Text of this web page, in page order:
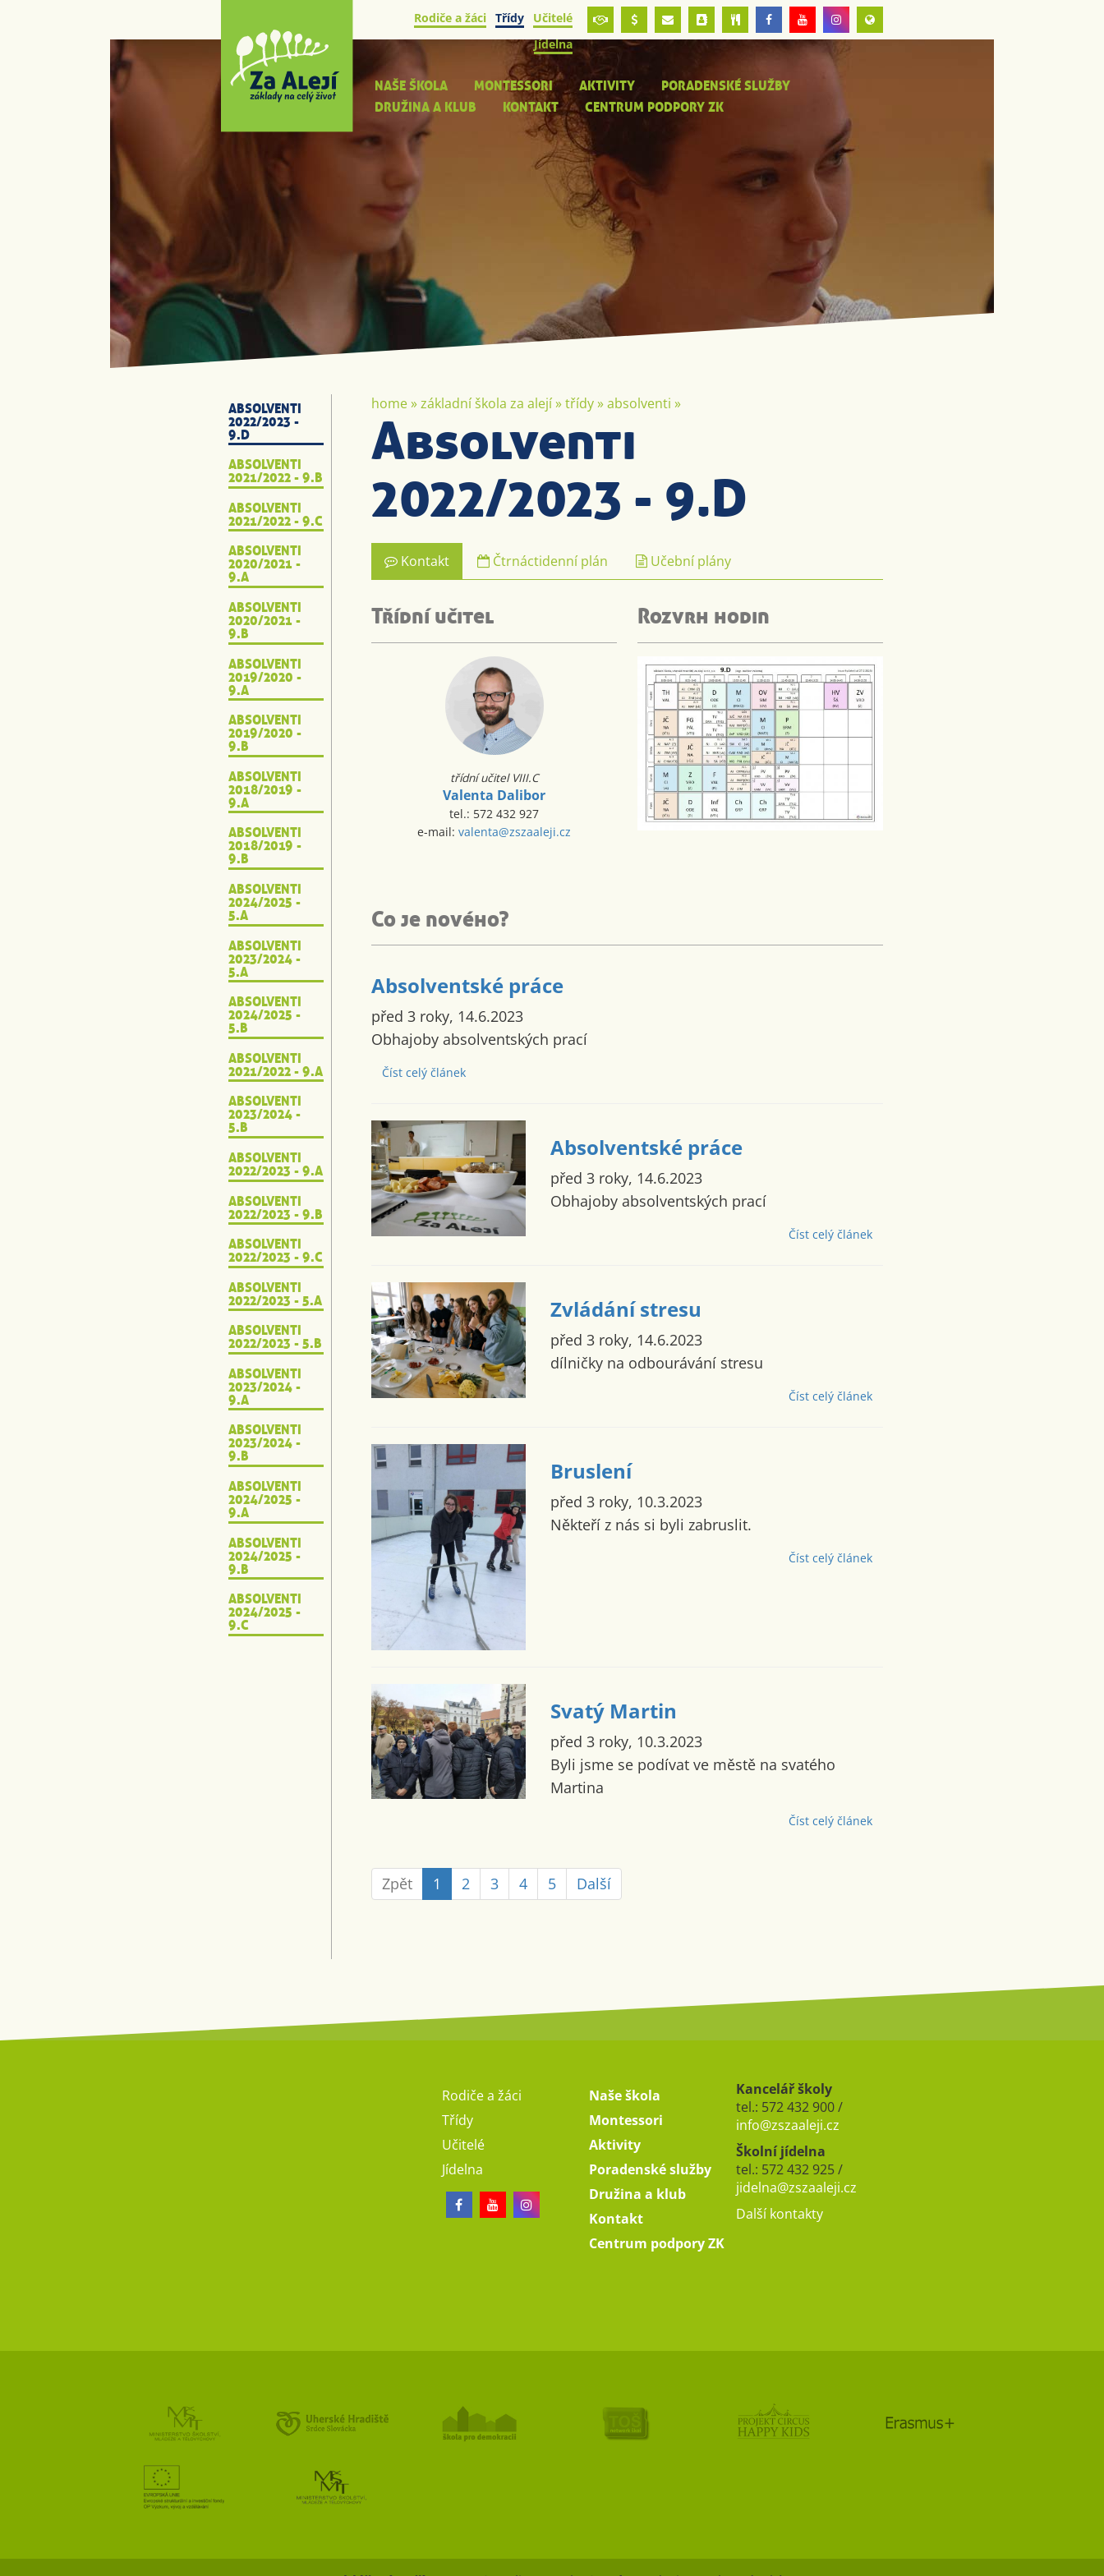
Rodiče a žáci Třídy
Učitelé
Jídelna
NAŠE ŠKOLA MONTESSORI AKTIVITY
PORADENSKÉ SLUŽBY
DRUŽINA A KLUB
KONTAKT CENTRUM PODPORY ZK
home»základní škola za alejí»třídy»absolventi »
Absolventi
2022/2023 - 9.D
Kontakt Čtrnáctidenní plán Učební plány
Třídní učitel
třídní učitel VIII.C
Valenta Dalibor
tel.: 572 432 927
e-mail:valenta@zszaaleji.cz
Rozvrh hodin
Co je nového?
Absolventské práce
před 3 roky, 14.6.2023
Obhajoby absolventských prací
Číst celý článek
Absolventské práce
před 3 roky, 14.6.2023
Obhajoby absolventských prací
Číst celý článek
Zvládání stresu
před 3 roky, 14.6.2023
dílničky na odbourávání stresu
Číst celý článek
Bruslení
před 3 roky, 10.3.2023
Někteří z nás si byli zabruslit.
Číst celý článek
Svatý Martin
před 3 roky, 10.3.2023
Byli jsme se podívat ve městě na svatého
Martina
Číst celý článek
Zpět 1 2 3 4 5 Další
ABSOLVENTI
2022/2023 -
9.D
ABSOLVENTI
2021/2022 - 9.B
ABSOLVENTI
2021/2022 - 9.C
ABSOLVENTI
2020/2021 -
9.A
ABSOLVENTI
2020/2021 -
9.B
ABSOLVENTI
2019/2020 -
9.A
ABSOLVENTI
2019/2020 -
9.B
ABSOLVENTI
2018/2019 -
9.A
ABSOLVENTI
2018/2019 -
9.B
ABSOLVENTI
2024/2025 -
5.A
ABSOLVENTI
2023/2024 -
5.A
ABSOLVENTI
2024/2025 -
5.B
ABSOLVENTI
2021/2022 - 9.A
ABSOLVENTI
2023/2024 -
5.B
ABSOLVENTI
2022/2023 - 9.A
ABSOLVENTI
2022/2023 - 9.B
ABSOLVENTI
2022/2023 - 9.C
ABSOLVENTI
2022/2023 - 5.A
ABSOLVENTI
2022/2023 - 5.B
ABSOLVENTI
2023/2024 -
9.A
ABSOLVENTI
2023/2024 -
9.B
ABSOLVENTI
2024/2025 -
9.A
ABSOLVENTI
2024/2025 -
9.B
ABSOLVENTI
2024/2025 -
9.C
Rodiče a žáci
Třídy
Učitelé
Jídelna
Naše škola
Montessori
Aktivity
Poradenské služby
Družina a klub
Kontakt
Centrum podpory ZK
Kancelář školy
tel.: 572 432 900 /
info@zszaaleji.cz
Školní jídelna
tel.: 572 432 925 /
jidelna@zszaaleji.cz
Další kontakty